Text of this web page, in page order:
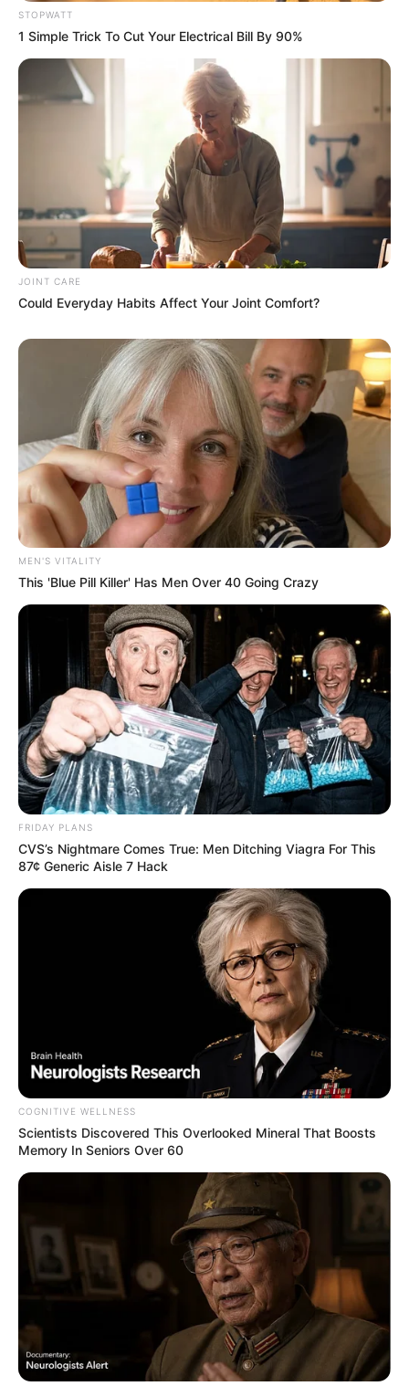
This Trick Will Give You An Erection At Any Age
Men, You Don't Need Viagra If You Do This Once A
Day
MEDVI
$30k In Debt Relief Scandal: What Financial
Institutions Quietly Conceal
JG WENTWORTH
Men Are Ditching $80 Viagra For This 87¢ Blue Pill
Polar Bear Approaches Fishermen - Watch
Dementia Begins When A Person Says This
เพื่อการนำเสนอเนื้อหาที่ดี รวมถึงการจัดการข้อมูลส่วนบุคคล เพื่อให้คุณได้รับ
ประสบการณ์ที่ดีบนบริการของเว็บไซต์เรา หากคุณใช้บริการเว็บไซต์นี้ต่อไปโดย
ไม่มีการปรับตั้งค่าใดๆนั้น แสดงว่าคุณยอมรับนโยบายคุกกี้และนโยบายส่วน
บุคคลของเรา
ยอมรับ เรียนรู้เพิ่มเติม
STOPWATT
1 Simple Trick To Cut Your Electrical Bill By 90%
JOINT CARE
Could Everyday Habits Affect Your Joint Comfort?
MEN'S VITALITY
This 'Blue Pill Killer' Has Men Over 40 Going Crazy
FRIDAY PLANS
CVS’s Nightmare Comes True: Men Ditching Viagra For This
87¢ Generic Aisle 7 Hack
COGNITIVE WELLNESS
Scientists Discovered This Overlooked Mineral That Boosts
Memory In Seniors Over 60